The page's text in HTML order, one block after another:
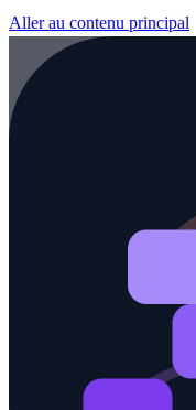
Aller au contenu principal